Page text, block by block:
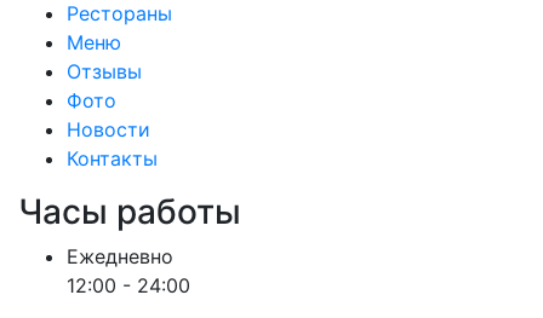
Рестораны
Меню
Отзывы
Фото
Новости
Контакты
Часы работы
Ежедневно
12:00 - 24:00